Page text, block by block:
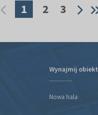
1 2 3
Wynajmij obiekt
Nowa hala